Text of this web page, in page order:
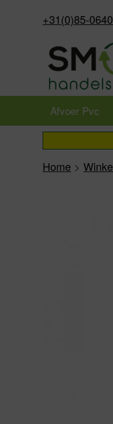
+31(0)85-
Afvoer Pvc
Home >